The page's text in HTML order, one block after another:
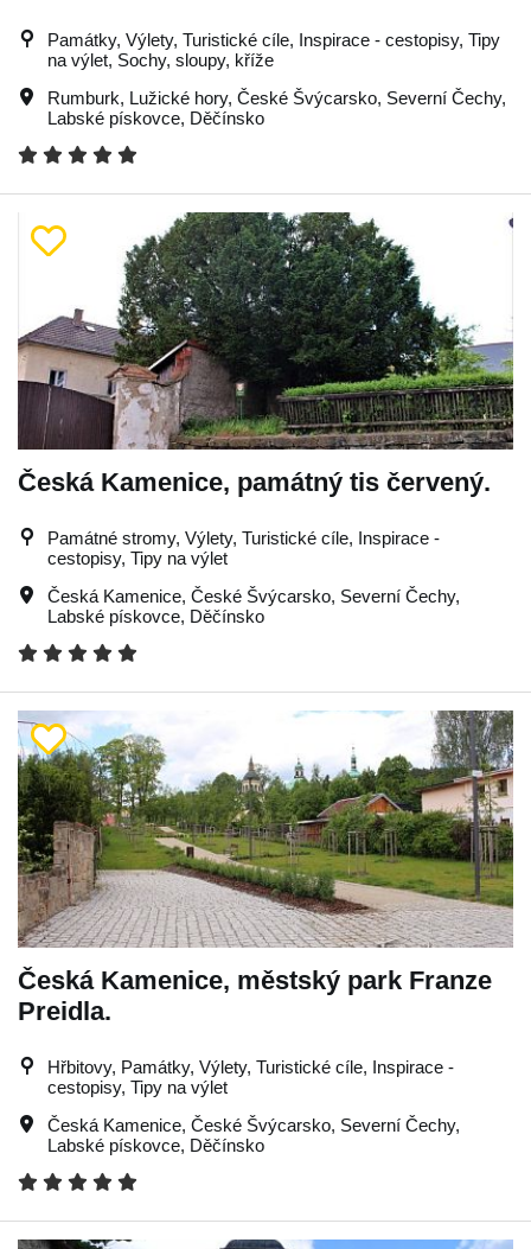
Památky, Výlety, Turistické cíle, Inspirace - cestopisy, Tipy
na výlet, Sochy, sloupy, kříže
Rumburk, Lužické hory, České Švýcarsko, Severní Čechy,
Labské pískovce, Děčínsko
Česká Kamenice, památný tis červený.
Památné stromy, Výlety, Turistické cíle, Inspirace -
cestopisy, Tipy na výlet
Česká Kamenice, České Švýcarsko, Severní Čechy,
Labské pískovce, Děčínsko
Česká Kamenice, městský park Franze
Preidla.
Hřbitovy, Památky, Výlety, Turistické cíle, Inspirace -
cestopisy, Tipy na výlet
Česká Kamenice, České Švýcarsko, Severní Čechy,
Labské pískovce, Děčínsko